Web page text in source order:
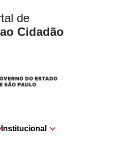
de
Cidadão
Institucional